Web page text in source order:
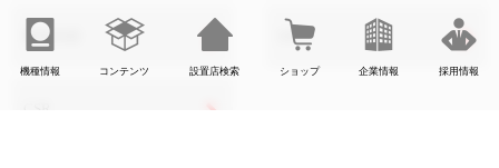
機種情報 コンテンツ 設置店検索 ショップ 企業情報 採用情報
事業内容 SDGs